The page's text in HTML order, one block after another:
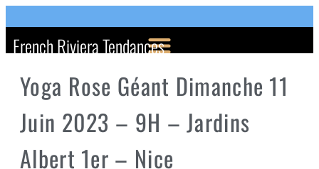
French Riviera Tendances
Yoga Rose Géant Dimanche 11
Juin 2023 – 9H – Jardins
Albert 1er – Nice